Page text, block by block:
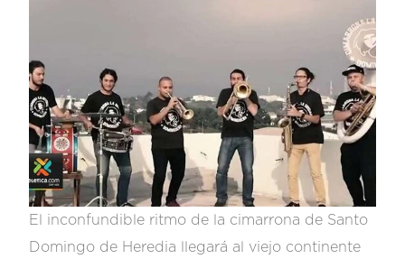
El inconfundible ritmo de la cimarrona de Santo
Domingo de Heredia llegará al viejo continente